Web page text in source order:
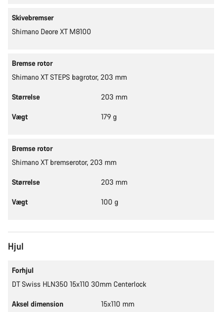
Skivebremser
Shimano Deore XT M8100
Bremse rotor
Shimano XT STEPS bagrotor, 203 mm
Størrelse 203 mm
Vægt 179 g
Bremse rotor
Shimano XT bremserotor, 203 mm
Størrelse 203 mm
Vægt 100 g
Hjul
Forhjul
DT Swiss HLN350 15x110 30mm Centerlock
Aksel dimension 15x110 mm